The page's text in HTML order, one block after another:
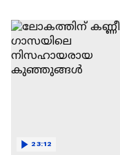
23:12